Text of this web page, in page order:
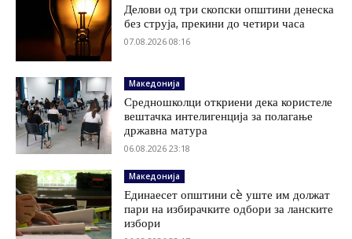
Делови од три скопски општини денеска
без струја, прекини до четири часа
07.08.2026 08:16
Македонија
Средношколци откриени дека користеле
вештачка интелигенција за полагање
државна матура
06.08.2026 23:18
Македонија
Единаесет општини сè уште им должат
пари на избирачките одбори за ланските
избори